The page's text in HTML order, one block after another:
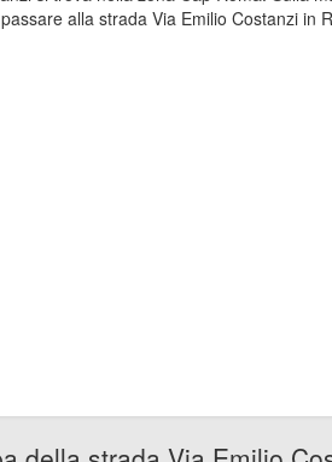
alla strada Via Emilio Costanzi in